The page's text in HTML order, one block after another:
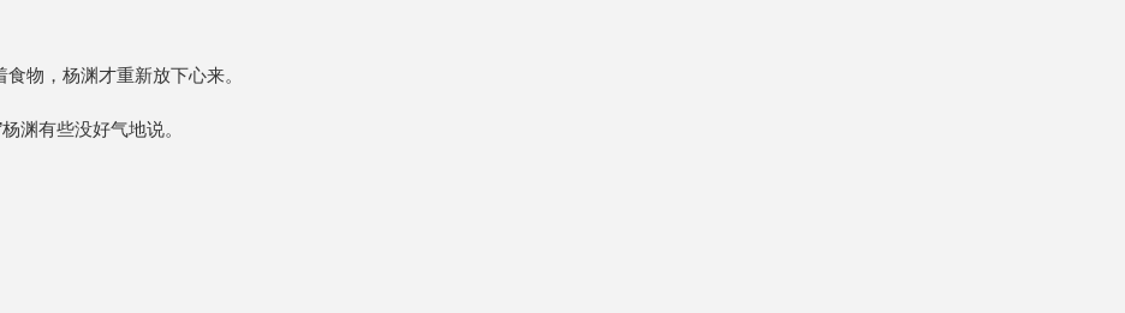
物，杨渊才重新放下心来。
渊有些没好气地说。